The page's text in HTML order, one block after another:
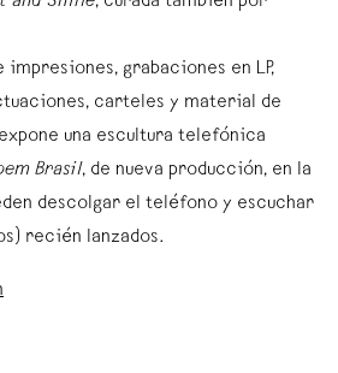
grabaciones en LP,
carteles y material de
una escultura telefónica
Brasil, de nueva producción, en la
descolgar el teléfono y escuchar
recién lanzados.